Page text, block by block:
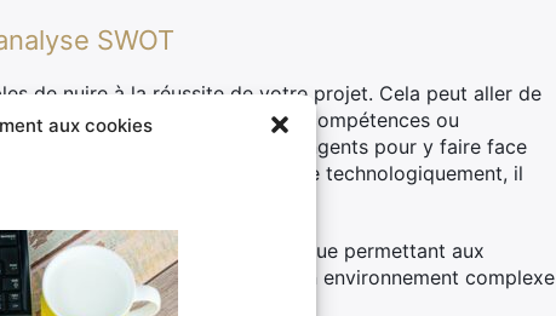
aux cookies
SWOT
de nuire à la réussite de votre projet. Cela peut aller de
rendent obsolètes certaines compétences ou
élaborer des plans contingents pour y faire face
similaire mais plus avancée technologiquement, il
un
un véritable cadre stratégique permettant aux
d’anticiper et naviguer dans un environnement complexe